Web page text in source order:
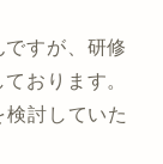
すが、研修
おります。
討していた